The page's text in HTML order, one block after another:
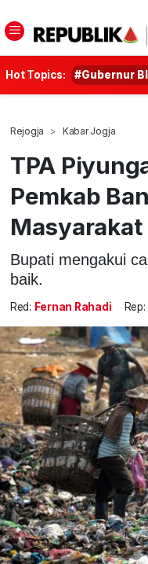
Hot Topics: #Gubernur
Rejogja Kabar Jogja
TPA
Pemkab
Masyarakat
Bupati mengakui
baik.
Red: Fernan Rahadi Rep: